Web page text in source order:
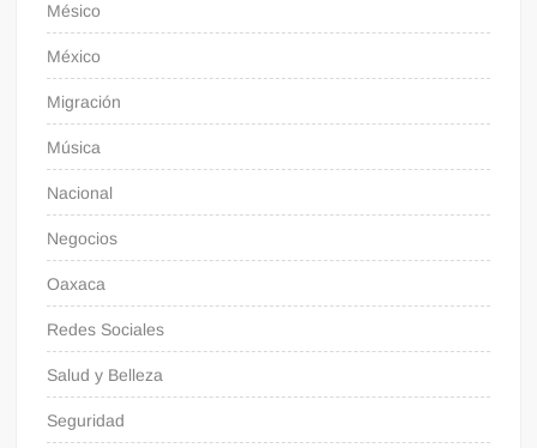
Mésico
México
Migración
Música
Nacional
Negocios
Oaxaca
Redes Sociales
Salud y Belleza
Seguridad